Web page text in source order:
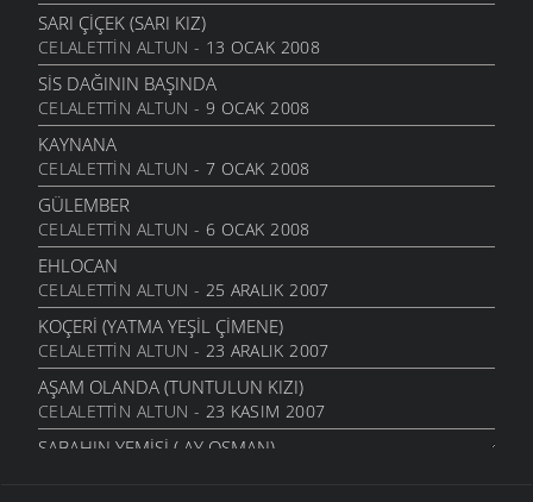
SARI ÇIÇEK (SARI KIZ)
CELALETTIN ALTUN - 13 OCAK 2008
SIS DAĞININ BAŞINDA
CELALETTIN ALTUN - 9 OCAK 2008
KAYNANA
CELALETTIN ALTUN - 7 OCAK 2008
GÜLEMBER
CELALETTIN ALTUN - 6 OCAK 2008
EHLOCAN
CELALETTIN ALTUN - 25 ARALIK 2007
KOÇERI (YATMA YEŞIL ÇIMENE)
CELALETTIN ALTUN - 23 ARALIK 2007
AŞAM OLANDA (TUNTULUN KIZI)
CELALETTIN ALTUN - 23 KASIM 2007
SABAHIN YEMIŞI ( AY OSMAN)